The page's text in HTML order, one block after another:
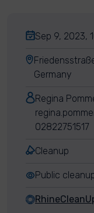
Sep 9, 2023,
Germany
Regina
02822751517
Cleanup
Public